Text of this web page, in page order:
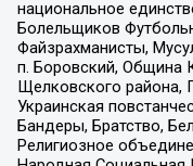
национальное
Болельщиков
Файзрахманисты,
п. Боровский, Община
Щелковского района,
Украинская
Бандеры, Братство,
Религиозное